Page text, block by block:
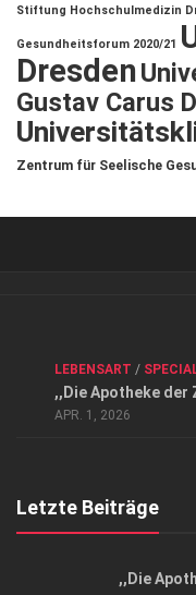
Stiftung Hochschulmedizin
Gesundheitsforum 2020/21
Dresden
Gustav Carus
Zentrum für Seelische
Top Magazin
LEBENSART /
,,Die Apotheke
APR. 1, 2026
Letzte Beiträge
,,Die